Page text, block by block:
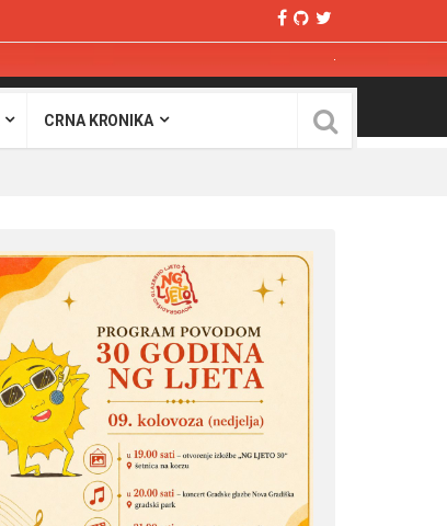
CRNA KRONIKA